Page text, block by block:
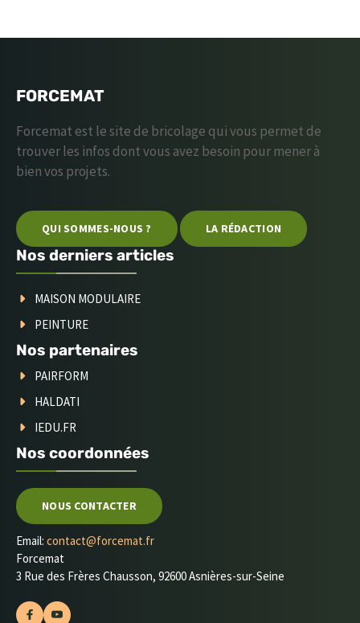
FORCEMAT
Forcemat est le site de bricolage qui vous permet de
trouver les infos dont vous avez besoin pour mener à
bien vos projets.
QUI SOMMES-NOUS ? LA RÉDACTION
Nos derniers articles
MAISON MODULAIRE
PEINTURE
Nos partenaires
PAIRFORM
HALDATI
IEDU.FR
Nos coordonnées
NOUS CONTACTER
Email: contact@forcemat.fr
Forcemat
3 Rue des Frères Chausson, 92600 Asnières-sur-Seine